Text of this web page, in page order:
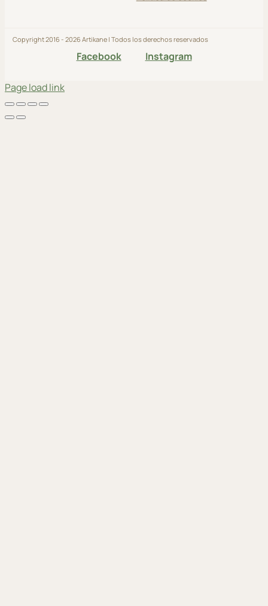
Copyright 2016 - 2026 Artikane | Todos los derechos reservados
Facebook Instagram
Page load link